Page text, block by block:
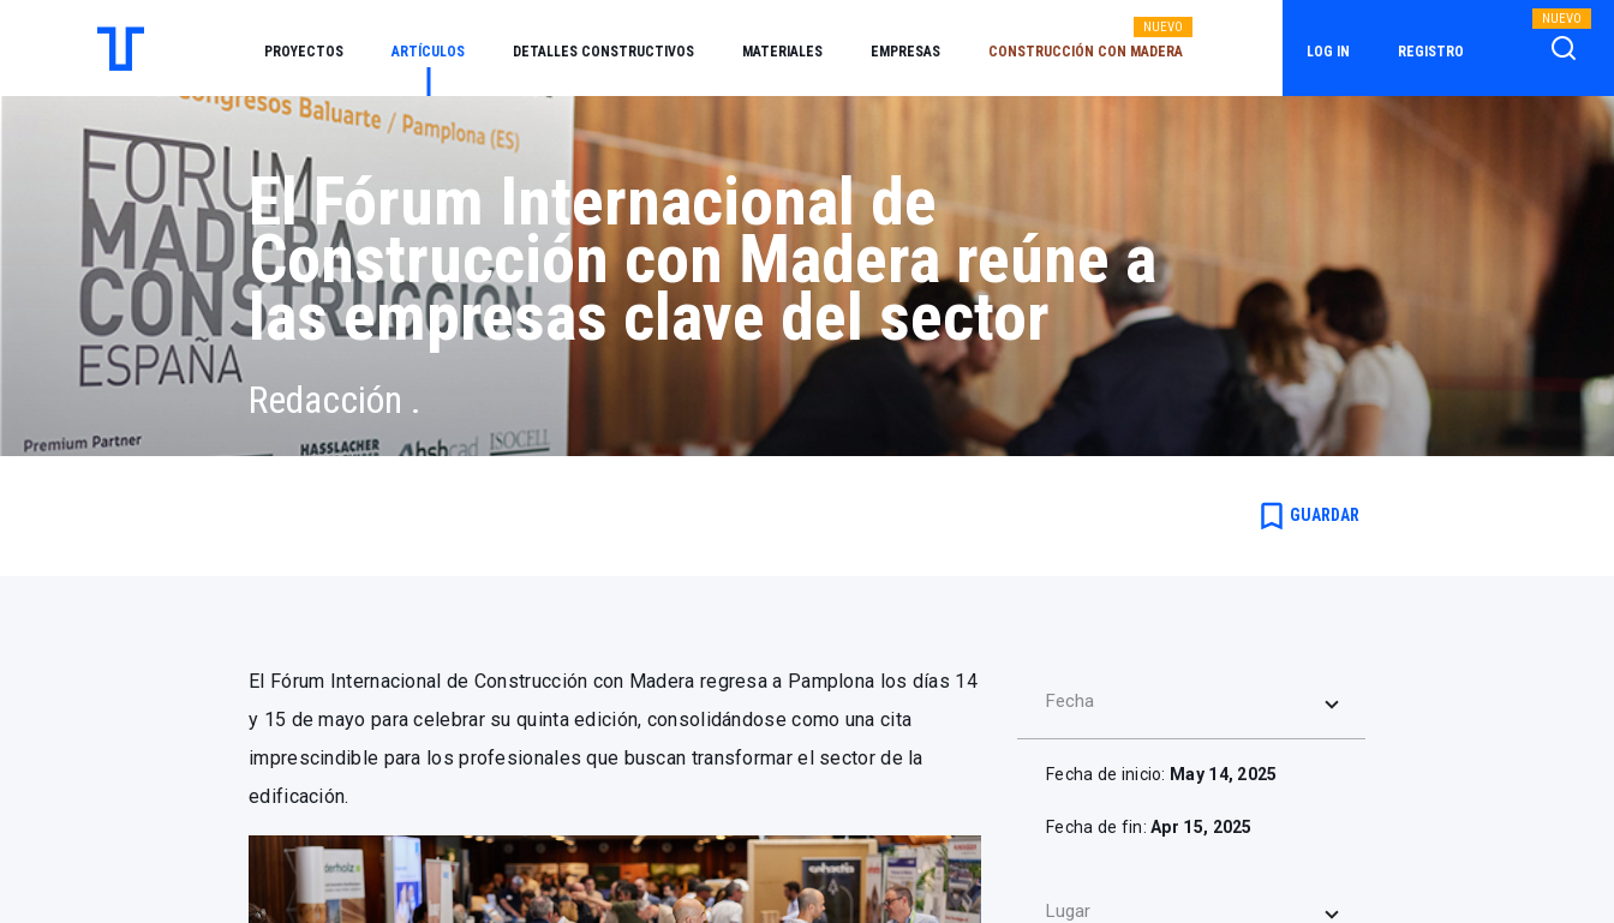
PROYECTOS ARTÍCULOS DETALLES CONSTRUCTIVOS MATERIALES EMPRESAS CONSTRUCCIÓN CON MADERA
NUEVO
LOG IN REGISTRO
NUEVO
El Fórum Internacional de
Construcción con Madera reúne a
las empresas clave del sector
Redacción .
bookmark_border GUARDAR
El Fórum Internacional de Construcción con Madera regresa a Pamplona los días 14
y 15 de mayo para celebrar su quinta edición, consolidándose como una cita
imprescindible para los profesionales que buscan transformar el sector de la
edificación.
Fecha
Fecha de inicio: May 14, 2025
Fecha de fin:Apr 15, 2025
Lugar